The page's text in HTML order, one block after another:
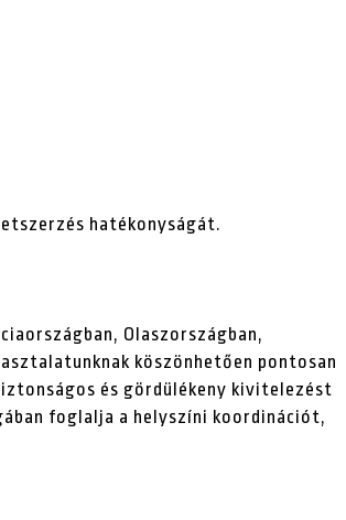
hatékonyságát.
Olaszországban,
köszönhetően pontosan
és gördülékeny kivitelezést
foglalja a helyszíni koordinációt,